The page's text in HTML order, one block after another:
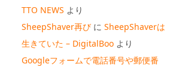
TTO NEWS より
SheepShaver再び に SheepShaverは
生きていた – DigitalBoo より
Googleフォームで電話番号や郵便番